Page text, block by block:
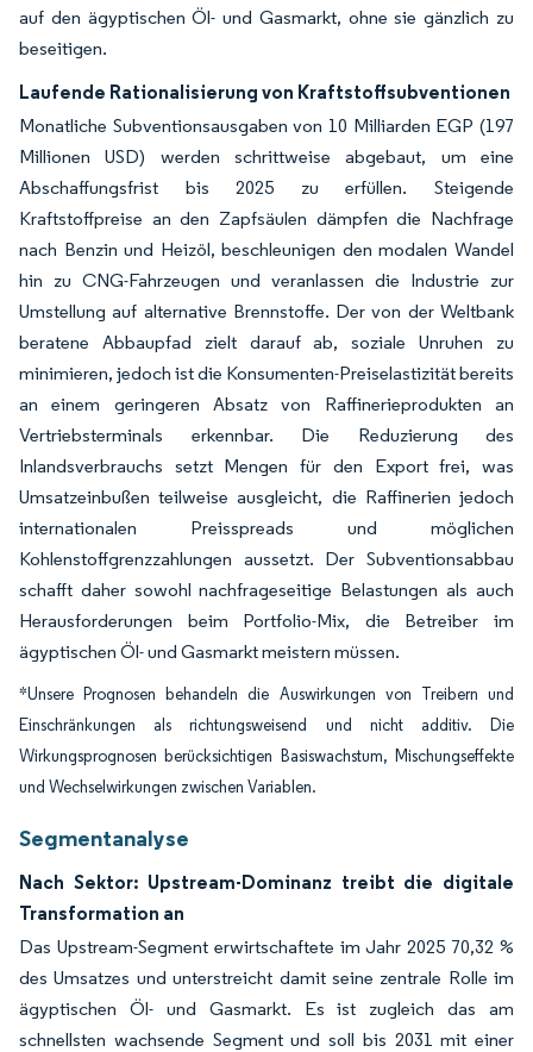
auf den ägyptischen Öl- und Gasmarkt, ohne sie gänzlich zu
beseitigen.
Laufende Rationalisierung von Kraftstoffsubventionen
Monatliche Subventionsausgaben von 10 Milliarden EGP (197
Millionen USD) werden schrittweise abgebaut, um eine
Abschaffungsfrist bis 2025 zu erfüllen. Steigende
Kraftstoffpreise an den Zapfsäulen dämpfen die Nachfrage
nach Benzin und Heizöl, beschleunigen den modalen Wandel
hin zu CNG-Fahrzeugen und veranlassen die Industrie zur
Umstellung auf alternative Brennstoffe. Der von der Weltbank
beratene Abbaupfad zielt darauf ab, soziale Unruhen zu
minimieren, jedoch ist die Konsumenten-Preiselastizität bereits
an einem geringeren Absatz von Raffinerieprodukten an
Vertriebsterminals erkennbar. Die Reduzierung des
Inlandsverbrauchs setzt Mengen für den Export frei, was
Umsatzeinbußen teilweise ausgleicht, die Raffinerien jedoch
internationalen Preisspreads und möglichen
Kohlenstoffgrenzzahlungen aussetzt. Der Subventionsabbau
schafft daher sowohl nachfrageseitige Belastungen als auch
Herausforderungen beim Portfolio-Mix, die Betreiber im
ägyptischen Öl- und Gasmarkt meistern müssen.
*Unsere Prognosen behandeln die Auswirkungen von Treibern und
Einschränkungen als richtungsweisend und nicht additiv. Die
Wirkungsprognosen berücksichtigen Basiswachstum, Mischungseffekte
und Wechselwirkungen zwischen Variablen.
Segmentanalyse
Nach Sektor: Upstream-Dominanz treibt die digitale
Transformation an
Das Upstream-Segment erwirtschaftete im Jahr 2025 70,32 %
des Umsatzes und unterstreicht damit seine zentrale Rolle im
ägyptischen Öl- und Gasmarkt. Es ist zugleich das am
schnellsten wachsende Segment und soll bis 2031 mit einer